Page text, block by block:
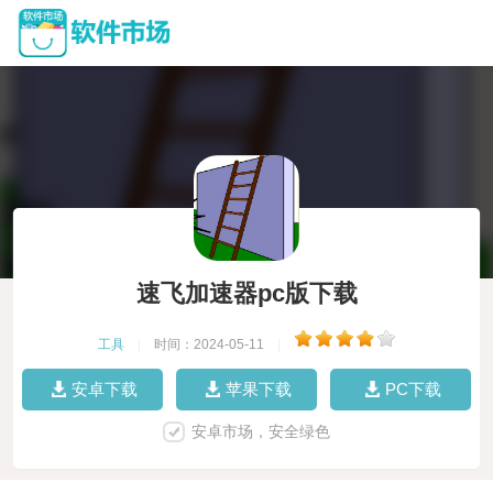
速飞加速器pc版下载
工具 时间：2024-05-11
安卓下载 苹果下载 PC下载
安卓市场，安全绿色